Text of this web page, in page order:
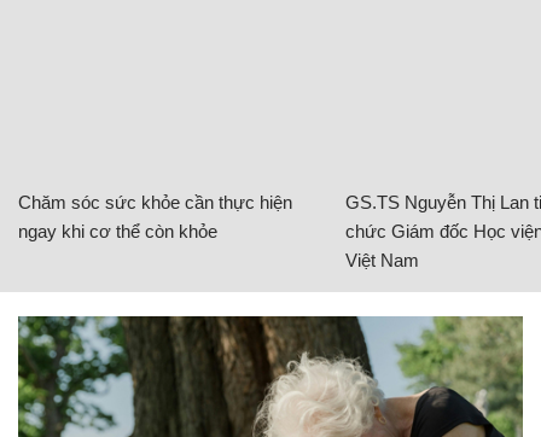
Chăm sóc sức khỏe cần thực hiện
ngay khi cơ thể còn khỏe
GS.TS Nguyễn Thị Lan
chức Giám đốc Học
Việt Nam